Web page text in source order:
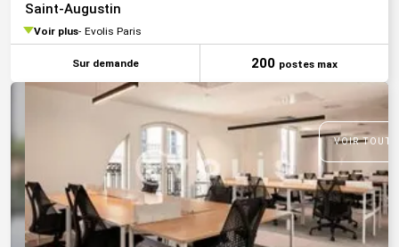
Saint-Augustin
Voir plus Evolis Paris
Sur demande 200 postes max
VOIR